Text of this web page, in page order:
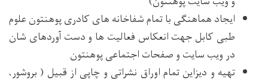
ایجاد هماهنگی با تمام شفاخانه های کادری پوهنتون علوم
طبی کابل جهت انعکاس فعالیت ها و دست آوردهای شان
در ویب سایت و صفحات اجتماعی پوهنتون
تهیه و دیزاین تمام اوراق نشراتی و چاپی از قبیل ( بروشور،